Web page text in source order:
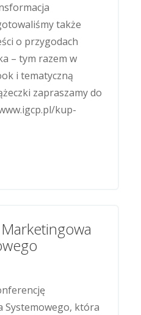
także
o przygodach
– tym razem w
i tematyczną
zapraszamy do
kup-
Systemowego, która